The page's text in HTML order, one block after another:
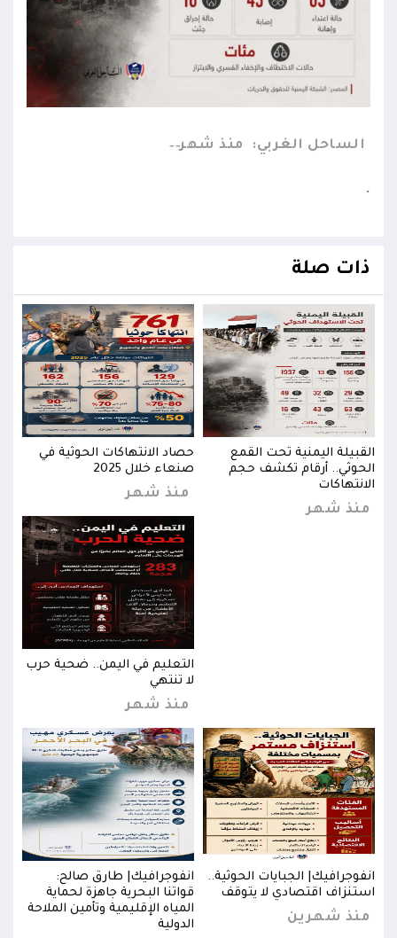
الساحل الغربي: منذ شهر
.
ذات صلة
القبيلة اليمنية تحت القمع
الحوثي.. أرقام تكشف حجم
الانتهاكات
منذ شهر
حصاد الانتهاكات الحوثية في
صنعاء خلال 2025
منذ شهر
التعليم في اليمن.. ضحية حرب
لا تنتهي
منذ شهر
انفوجرافيك| الجبايات الحوثية..
استنزاف اقتصادي لا يتوقف
منذ شهرين
انفوجرافيك| طارق صالح:
قواتنا البحرية جاهزة لحماية
المياه الإقليمية وتأمين الملاحة
الدولية